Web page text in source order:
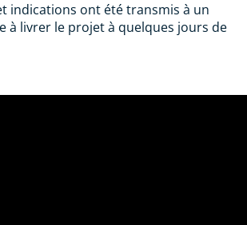
indications ont été transmis à un
à livrer le projet à quelques jours de